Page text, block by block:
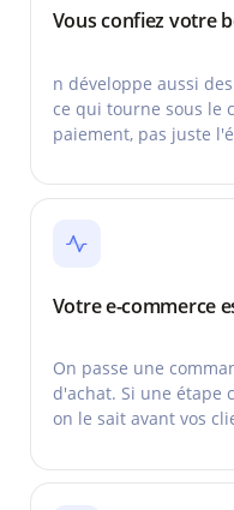
Vous confiez votre
n développe aussi
ce qui tourne sous le
paiement, pas juste
Votre e-commerce
On passe une
d'achat. Si une étape
on le sait avant vos